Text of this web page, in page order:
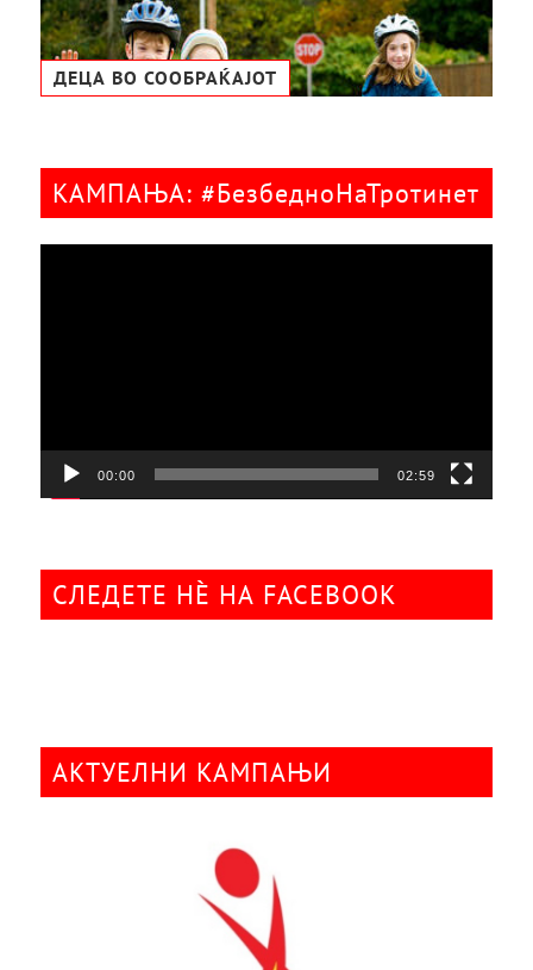
ДЕЦА ВО СООБРАЌАЈОТ
КАМПАЊА: #БезбедноНаТротинет
00:00 02:59
СЛЕДЕТЕ НÈ НА FACEBOOK
АКТУЕЛНИ КАМПАЊИ